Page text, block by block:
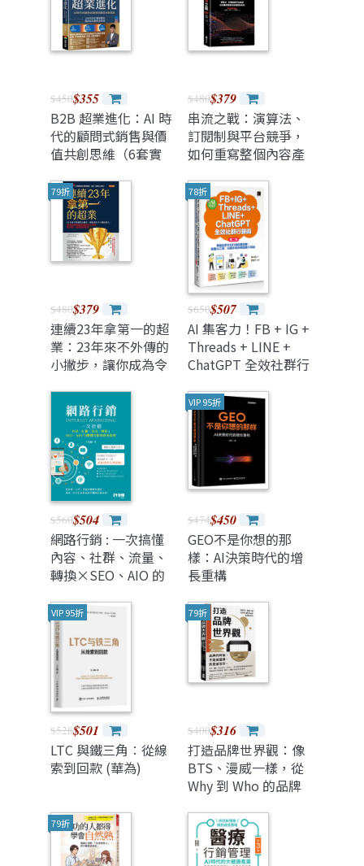
魔法
主動改變，做出你期
待的行為。
$450$355
B2B 超業進化：AI 時
代的顧問式銷售與價
值共創思維（6套實
心法 × 5項行動指
引）
$480$379
串流之戰：演算法、
訂閱制與平台競爭，
如何重寫整個內容產
79折
$480$379
連續23年拿第一的超
業：23年來不外傳的
小撇步，讓你成為令
與普通業務的巨大差
距，客戶第一時間就
想到你。
78折
$650$507
AI 集客力！FB + IG +
Threads + LINE +
ChatGPT 全效社群行
行銷宣傳訣竅，善用
AI 工具，以最小成本
創造最大效益, 2/e
$560$504
網路行銷 : 一次搞懂
內容、社群、流量、
轉換×SEO、AIO 的
VIP 95折
$474$450
GEO不是你想的那
樣：AI決策時代的增
長重構
VIP 95折
$528$501
LTC 與鐵三角∶從線
索到回款 (華為)
79折
$400$316
打造品牌世界觀：像
BTS、漫威一樣，從
Why 到 Who 的品牌
79折